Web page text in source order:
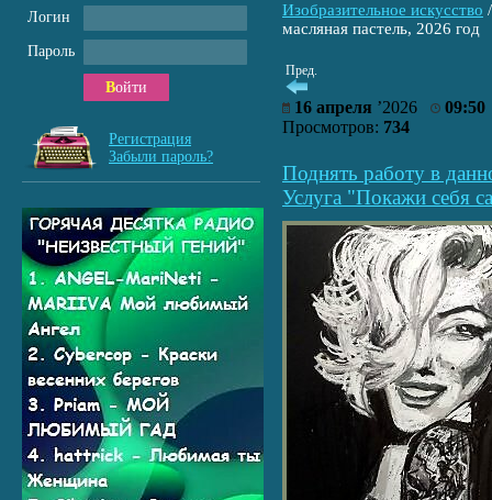
Изобразительное искусство
масляная пастель, 2026 год
Пред.
16 апреля ’2026
09:50
Просмотров: 734
Поднять работу в
Услуга "Покажи себя
Логин
Пароль
Войти
Регистрация
Забыли пароль?